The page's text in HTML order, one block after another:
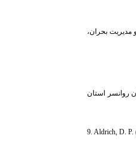
و مديريت بحران،
روانسر استان
9. Aldrich, D. P.